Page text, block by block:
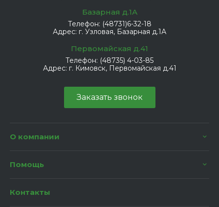
Базарная д.1А
Телефон: (48731)6-32-18
Адрес: г. Узловая, Базарная д.1А
Первомайская д.41
Телефон: (48735) 4-03-85
Адрес: г. Кимовск, Первомайская д.41
Заказать звонок
О компании
Помощь
Контакты